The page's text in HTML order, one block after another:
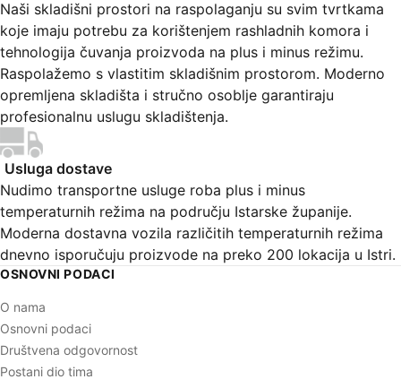
Naši skladišni prostori na raspolaganju su svim tvrtkama
koje imaju potrebu za korištenjem rashladnih komora i
tehnologija čuvanja proizvoda na plus i minus režimu.
Raspolažemo s vlastitim skladišnim prostorom. Moderno
opremljena skladišta i stručno osoblje garantiraju
profesionalnu uslugu skladištenja.
Usluga dostave
Nudimo transportne usluge roba plus i minus
temperaturnih režima na području Istarske županije.
Moderna dostavna vozila različitih temperaturnih režima
dnevno isporučuju proizvode na preko 200 lokacija u Istri.
OSNOVNI PODACI
O nama
Osnovni podaci
Društvena odgovornost
Postani dio tima